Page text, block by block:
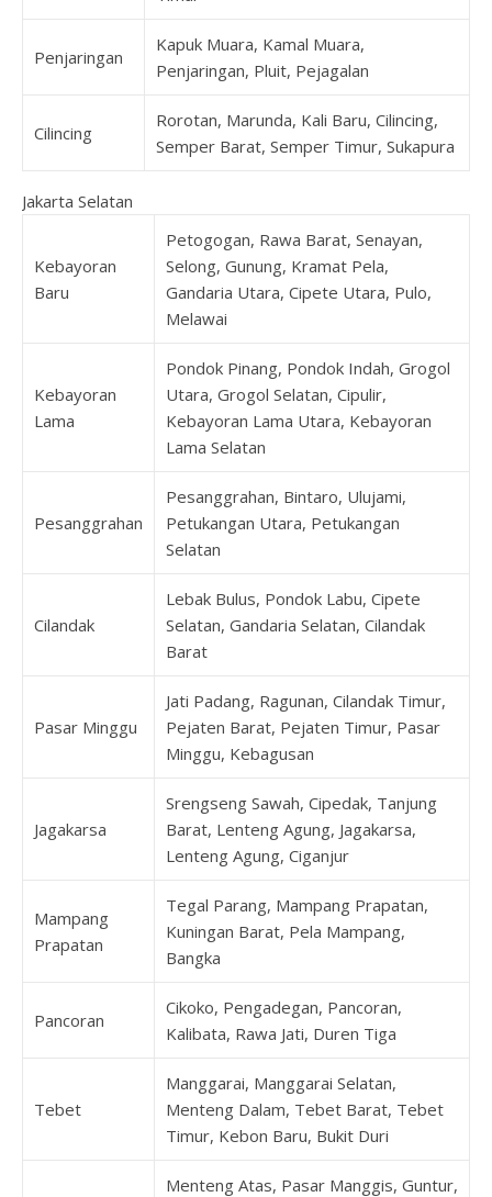
Penjaringan
Kapuk Muara, Kamal Muara,
Penjaringan, Pluit, Pejagalan
Cilincing
Rorotan, Marunda, Kali Baru, Cilincing,
Semper Barat, Semper Timur, Sukapura
Jakarta Selatan
Kebayoran
Baru
Petogogan, Rawa Barat, Senayan,
Selong, Gunung, Kramat Pela,
Gandaria Utara, Cipete Utara, Pulo,
Melawai
Kebayoran
Lama
Pondok Pinang, Pondok Indah, Grogol
Utara, Grogol Selatan, Cipulir,
Kebayoran Lama Utara, Kebayoran
Lama Selatan
Pesanggrahan
Pesanggrahan, Bintaro, Ulujami,
Petukangan Utara, Petukangan
Selatan
Cilandak
Lebak Bulus, Pondok Labu, Cipete
Selatan, Gandaria Selatan, Cilandak
Barat
Pasar Minggu
Jati Padang, Ragunan, Cilandak Timur,
Pejaten Barat, Pejaten Timur, Pasar
Minggu, Kebagusan
Jagakarsa
Srengseng Sawah, Cipedak, Tanjung
Barat, Lenteng Agung, Jagakarsa,
Lenteng Agung, Ciganjur
Mampang
Prapatan
Tegal Parang, Mampang Prapatan,
Kuningan Barat, Pela Mampang,
Bangka
Pancoran
Cikoko, Pengadegan, Pancoran,
Kalibata, Rawa Jati, Duren Tiga
Tebet
Manggarai, Manggarai Selatan,
Menteng Dalam, Tebet Barat, Tebet
Timur, Kebon Baru, Bukit Duri
Menteng Atas, Pasar Manggis, Guntur,